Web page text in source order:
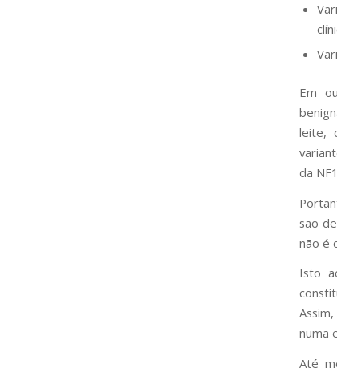
Em
leite,
da
são
não é
Isto
numa
Até